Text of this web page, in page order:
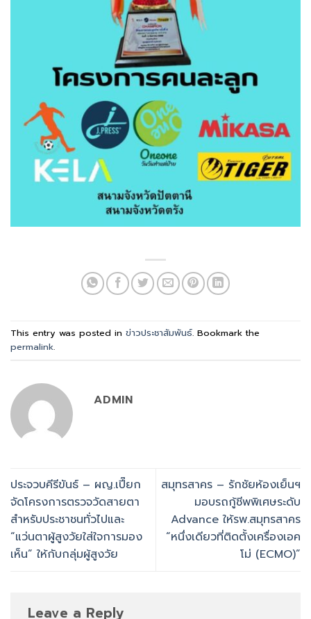
This entry was posted in ข่าวประชาสัมพันธ์. Bookmark the
permalink.
ADMIN
ประจวบคีรีขันธ์ – ผญ.เปี๊ยก
จัดโครงการตรวจวัดสายตา
สำหรับประชาชนทั่วไปและ
“แว่นตาผู้สูงวัยใส่ใจการมอง
เห็น” ให้กับกลุ่มผู้สูงวัย
สมุทรสาคร – รักชัยห้องเย็นฯ
มอบรถกู้ชีพพิเศษระดับ
Advance ให้รพ.สมุทรสาคร
“หนึ่งเดียวที่ติดตั้งเครื่องเอค
โม่ (ECMO)”
Leave a Reply